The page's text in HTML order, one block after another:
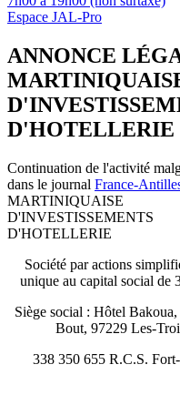
Espace JAL-Pro
ANNONCE
D'HOTELLERIE
Continuation de l'activité
dans le journal France-
MARTINIQUAISE
D'HOTELLERIE
Société par actions
unique au capital social de
Siège social : Hôtel
Bout, 97229 Les-
338 350 655 R.C.S.